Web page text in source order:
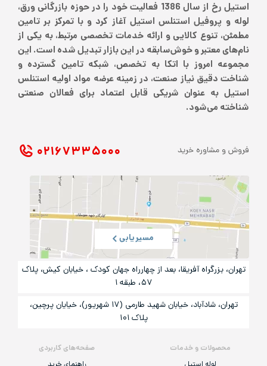
استیل رخ از سال 1386 فعالیت خود را در حوزه بازرگانی ورق،
لوله و پروفیل استنلس استیل آغاز کرد و با تمرکز بر تامین
مطمئن، تنوع کالایی و ارائه خدمات تخصصی مرتبط، به یکی از
نام‌های معتبر و خوش‌سابقه در این بازار تبدیل شده است. این
مجموعه امروز با اتکا به تخصص، شبکه تامین گسترده و
شناخت دقیق نیاز صنعت، در زمینه عرضه مواد اولیه استنلس
استیل به عنوان شریکی قابل اعتماد برای فعالان صنعتی
شناخته می‌شود.
محصولات و خدمات
صفحه‌های کاربردی
فروش و مشاوره خرید ۰۲۱ ۶۷۳۳۵۰۰۰
مسیریابی
تهران، بزرگراه آفریقا، بعد از چهارراه جهان کودک ، خیابان کیش، پلاک
۵۷، طبقه ۱
تهران، شادآباد، خیابان شهید طارمی (۱۷ شهریور)، خیایان پرچین،
پلاک ۱۰۱